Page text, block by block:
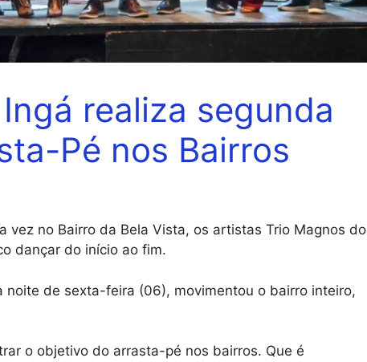
realiza segunda
Pé nos Bairros
vez no Bairro da Bela Vista, os artistas Trio Magnos do
dançar do início ao fim.
noite de sexta-feira (06), movimentou o bairro inteiro,
o objetivo do arrasta-pé nos bairros. Que é